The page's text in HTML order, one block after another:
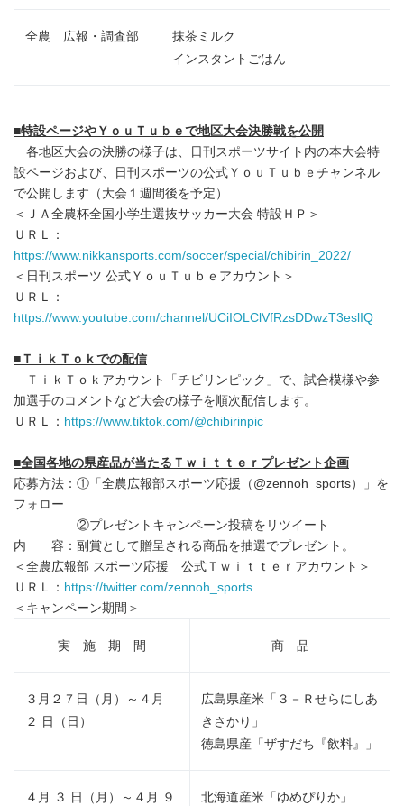
全農 広報・調査部
抹茶ミルク
インスタントごはん
■特設ページやＹｏｕＴｕｂｅで地区大会決勝戦を公開
各地区大会の決勝の様子は、日刊スポーツサイト内の本大会特
設ページおよび、日刊スポーツの公式ＹｏｕＴｕｂｅチャンネル
で公開します（大会１週間後を予定）
＜ＪＡ全農杯全国小学生選抜サッカー大会 特設ＨＰ＞
ＵＲＬ：
https://www.nikkansports.com/soccer/special/chibirin_2022/
＜日刊スポーツ 公式ＹｏｕＴｕｂｅアカウント＞
ＵＲＬ：
https://www.youtube.com/channel/UCiIOLClVfRzsDDwzT3eslIQ
■ ＴｉｋＴｏｋでの配信
ＴｉｋＴｏｋアカウント「チビリンピック」で、試合模様や参
加選手のコメントなど大会の様子を順次配信します。
ＵＲＬ： https://www.tiktok.com/@chibirinpic
■全国各地の県産品が当たるＴｗｉｔｔｅｒプレゼント企画
応募方法：①「全農広報部スポーツ応援（@zennoh_sports）」を
フォロー
②プレゼントキャンペーン投稿をリツイート
内 容：副賞として贈呈される商品を抽選でプレゼント。
＜全農広報部 スポーツ応援 公式Ｔｗｉｔｔｅｒアカウント＞
ＵＲＬ： https://twitter.com/zennoh_sports
＜キャンペーン期間＞
実 施 期 間 商 品
３月２７日（月）～４月
２ 日（日）
広島県産米「３－Ｒせらにしあ
きさかり」
徳島県産「ザすだち『飲料』」
４月 ３ 日（月）～４月 ９
北海道産米「ゆめぴりか」